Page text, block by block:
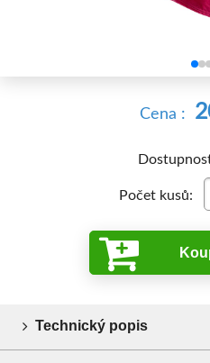
Cena :
Počet kusů:
Technický popis